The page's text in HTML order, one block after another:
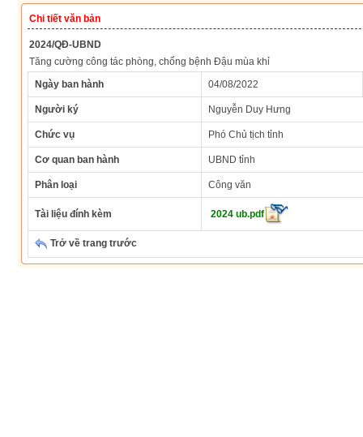
Chi tiết văn bản
2024/QĐ-UBND
Tăng cường công tác phòng, chống bệnh Đậu mùa khỉ
Ngày ban hành
04/08/2022
Người ký Nguyễn Duy Hưng
Chức vụ Phó Chủ tịch tỉnh
Cơ quan ban hành UBND tỉnh
Phân loại Công văn
Tài liệu đính kèm 2024 ub.pdf
Trở về trang trước